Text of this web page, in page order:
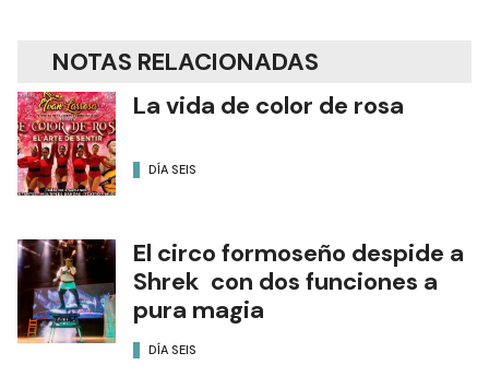
NOTAS RELACIONADAS
La vida de color de rosa
DÍA SEIS
El circo formoseño despide a
Shrek con dos funciones a
pura magia
DÍA SEIS